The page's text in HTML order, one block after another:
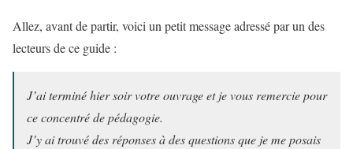
Allez, avant de partir, voici un petit message adressé par un des
lecteurs de ce guide :
J’ai terminé hier soir votre ouvrage et je vous remercie pour
ce concentré de pédagogie.
J’y ai trouvé des réponses à des questions que je me posais